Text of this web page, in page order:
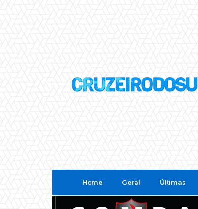
Home Geral Últimas